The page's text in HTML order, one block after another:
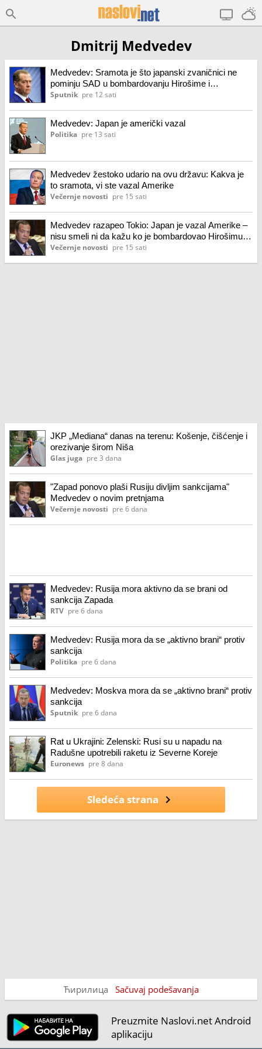
Dmitrij Medvedev
Medvedev: Sramota je što japanski zvaničnici ne
pominju SAD u bombardovanju Hirošime i
Nagasakija
Sputnik pre 12 sati
Medvedev: Japan je američki vazal
Politika pre 13 sati
Medvedev žestoko udario na ovu državu: Kakva je
to sramota, vi ste vazal Amerike
Večernje novosti pre 15 sati
Medvedev razapeo Tokio: Japan je vazal Amerike –
nisu smeli ni da kažu ko je bombardovao Hirošimu i
Nagasaki
Večernje novosti pre 15 sati
JKP „Mediana“ danas na terenu: Košenje, čišćenje i
orezivanje širom Niša
Glas juga pre 3 dana
"Zapad ponovo plaši Rusiju divljim sankcijama"
Medvedev o novim pretnjama
Večernje novosti pre 6 dana
Medvedev: Rusija mora aktivno da se brani od
sankcija Zapada
RTV pre 6 dana
Medvedev: Rusija mora da se „aktivno brani“ protiv
sankcija
Politika pre 6 dana
Medvedev: Moskva mora da se „aktivno brani“ protiv
sankcija
Sputnik pre 6 dana
Rat u Ukrajini: Zelenski: Rusi su u napadu na
Radušne upotrebili raketu iz Severne Koreje
Euronews pre 8 dana
Sledeća strana
Ћирилица Sačuvaj podešavanja
Preuzmite Naslovi.net Android
aplikaciju